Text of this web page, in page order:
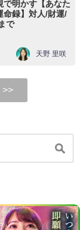
で明かす【あなた
命録】対人/財運/
で
天野 里咲